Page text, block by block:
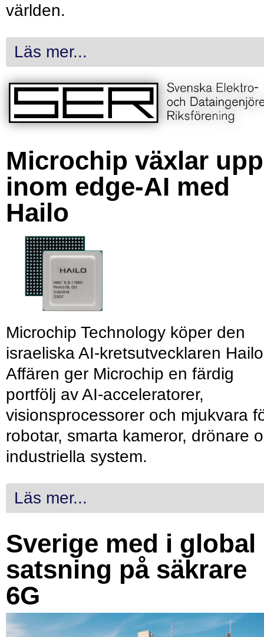
världen.
Läs mer...
Microchip växlar upp
inom edge-AI med
Hailo
Microchip Technology köper den
israeliska AI-kretsutvecklaren
Affären ger Microchip en färdig
portfölj av AI-acceleratorer,
visionsprocessorer och mjukvara
robotar, smarta kameror, drönare
industriella system.
Läs mer...
Sverige med i global
satsning på säkrare
6G